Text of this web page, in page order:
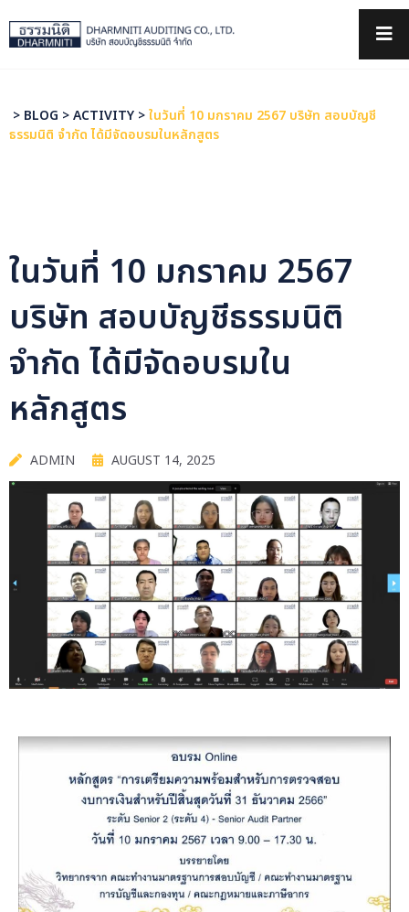
> BLOG >ACTIVITY >ในวันที่ 10 มกราคม 2567 บริษัท สอบบัญชี
ธรรมนิติ จำกัด ได้มีจัดอบรมในหลักสูตร
ในวันที่ 10 มกราคม 2567
บริษัท สอบบัญชีธรรมนิติ
จำกัด ได้มีจัดอบรมใน
หลักสูตร
ADMIN AUGUST 14, 2025
×